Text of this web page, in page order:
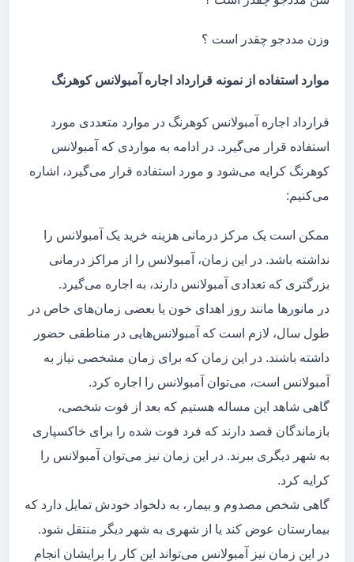
وزن مددجو چقدر است ؟
موارد استفاده از نمونه قرارداد اجاره آمبولانس کوهرنگ
قرارداد اجاره آمبولانس کوهرنگ در موارد متعددی مورد
استفاده قرار می‌گیرد. در ادامه به مواردی که آمبولانس
کوهرنگ کرایه می‌شود و مورد استفاده قرار می‌گیرد، اشاره
می‌کنیم:
ممکن است یک مرکز درمانی هزینه خرید یک آمبولانس را
نداشته باشد. در این زمان، آمبولانس را از مراکز درمانی
بزرگتری که تعدادی آمبولانس دارند، به اجاره می‌گیرد.
در مانور‌ها مانند روز اهدای خون یا بعضی زمان‌های خاص در
طول سال، لازم است که آمبولانس‌هایی در مناطقی حضور
داشته باشند. در این زمان که برای زمان مشخصی نیاز به
آمبولانس است، می‌توان آمبولانس را اجاره کرد.
گاهی شاهد این مساله هستیم که بعد از فوت شخصی،
بازماندگان قصد دارند که فرد فوت شده را برای خاکسپاری
به شهر دیگری ببرند. در این زمان نیز می‌توان آمبولانس را
کرایه کرد.
گاهی شخص مصدوم و بیمار، به دلخواد خودش تمایل دارد که
بیمارستان عوض کند یا از شهری به شهر دیگر منتقل شود.
در این زمان نیز آمبولانس می‌تواند این کار را برایشان انجام